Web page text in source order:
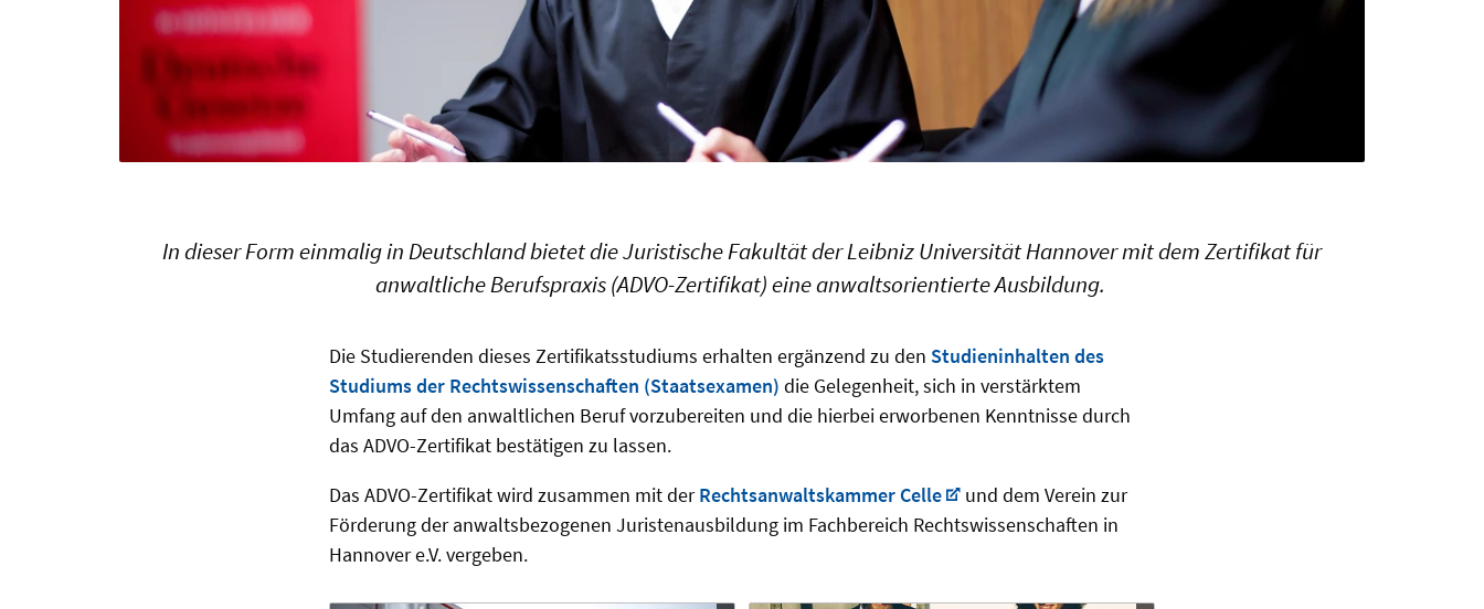
In dieser Form einmalig in Deutschland bietet die Juristische Fakultät der Leibniz Universität Hannover mit dem Zertifikat für
anwaltliche Berufspraxis (ADVO-Zertifikat) eine anwaltsorientierte Ausbildung.
Die Studierenden dieses Zertifikatsstudiums erhalten ergänzend zu den Studieninhalten des
Studiums der Rechtswissenschaften (Staatsexamen) die Gelegenheit, sich in verstärktem
Umfang auf den anwaltlichen Beruf vorzubereiten und die hierbei erworbenen Kenntnisse durch
das ADVO-Zertifikat bestätigen zu lassen.
Das ADVO-Zertifikat wird zusammen mit derRechtsanwaltskammer Celle
und dem Verein zur
Förderung der anwaltsbezogenen Juristenausbildung im Fachbereich Rechtswissenschaften in
Hannover e.V. vergeben.